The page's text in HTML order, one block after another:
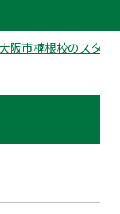
阪市楠根校のスタッ